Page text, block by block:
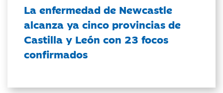
La enfermedad de Newcastle
alcanza ya cinco provincias de
Castilla y León con 23 focos
confirmados